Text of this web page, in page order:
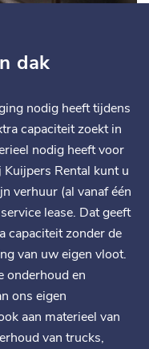
dak
nodig heeft tijdens
capaciteit zoekt in
nodig heeft voor
Rental kunt u
verhuur (al vanaf één
lease. Dat geeft
capaciteit zonder de
van uw eigen vloot.
onderhoud en
ons eigen
aan materieel van
van trucks,